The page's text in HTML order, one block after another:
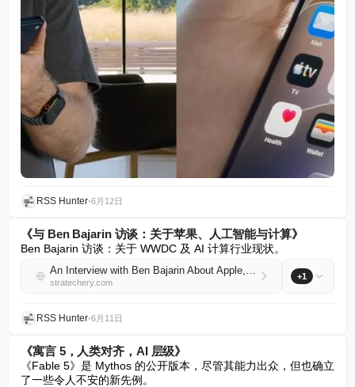
RSS Hunter•6月12日
《与 Ben Bajarin 访谈：关于苹果、人工智能与计算》
Ben Bajarin 访谈：关于 WWDC 及 AI 计算行业现状。
An Interview with Ben Bajarin About Apple, AI, and Compute
stratechery.com
+1
RSS Hunter•6月11日
《寓言 5，人类对齐，AI 层级》
《Fable 5》是 Mythos 的公开版本，尽管其能力出众，但也确立
了一些令人不安的新先例。